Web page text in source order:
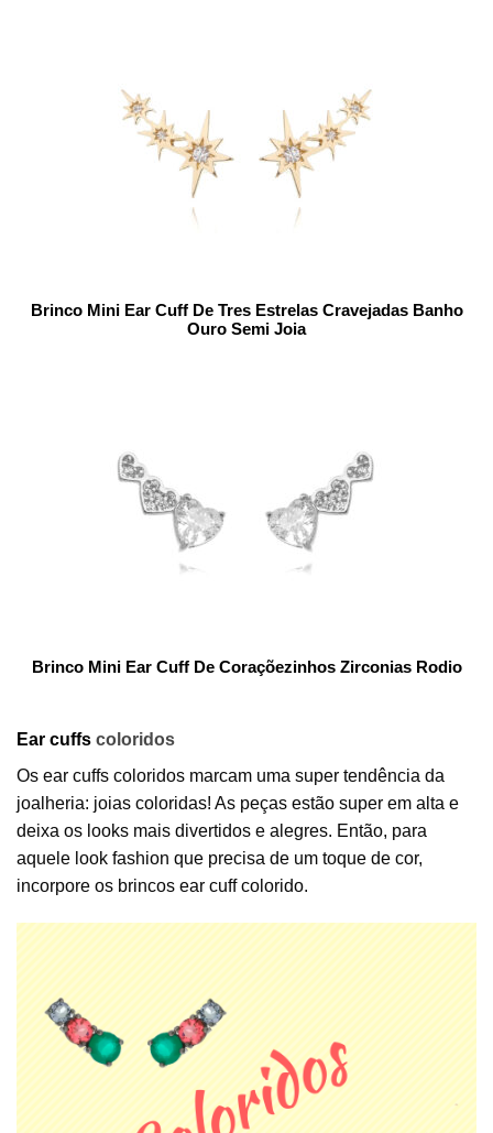
Brinco Mini Ear Cuff De Tres Estrelas Cravejadas Banho
Ouro Semi Joia
Brinco Mini Ear Cuff De Coraçõezinhos Zirconias Rodio
Ear cuffs coloridos
Os ear cuffs coloridos marcam uma super tendência da
joalheria: joias coloridas! As peças estão super em alta e
deixa os looks mais divertidos e alegres. Então, para
aquele look fashion que precisa de um toque de cor,
incorpore os brincos ear cuff colorido.